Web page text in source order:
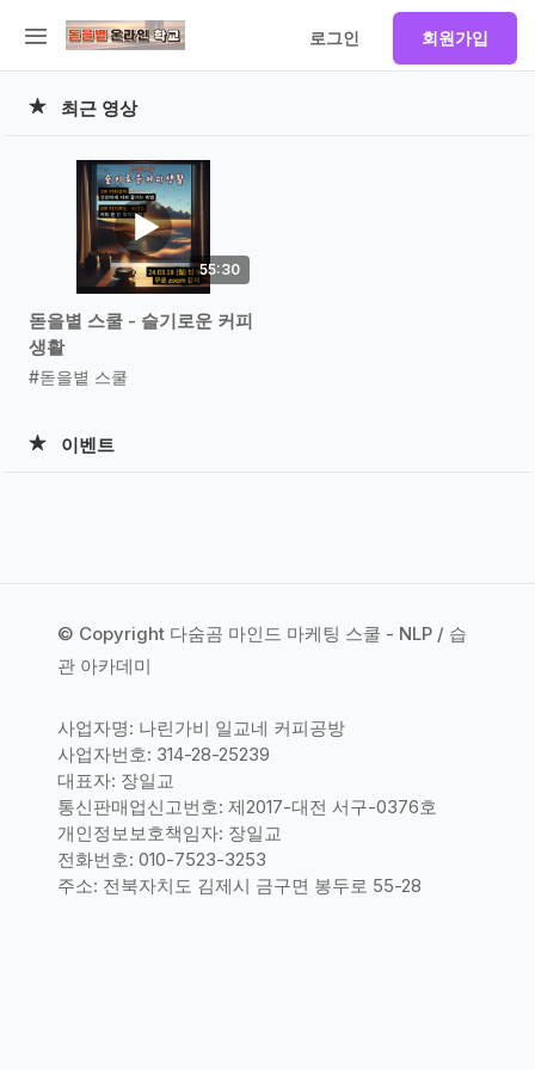
로그인 회원가입
최근 영상
55:30
돋을볕 스쿨 - 슬기로운 커피
생활
#돋을볕 스쿨
이벤트
© Copyright 다숨곰 마인드 마케팅 스쿨 - NLP / 습
관 아카데미
사업자명: 나린가비 일교네 커피공방
사업자번호: 314-28-25239
대표자: 장일교
통신판매업신고번호: 제2017-대전 서구-0376호
개인정보보호책임자: 장일교
전화번호: 010-7523-3253
주소: 전북자치도 김제시 금구면 봉두로 55-28